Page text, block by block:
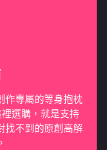
作專屬的等身抱枕
選購，就是支持
找不到的原創高解